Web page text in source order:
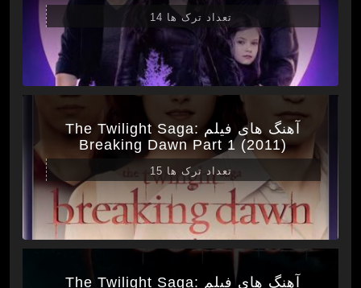
تعداد ترک ها 14
آهنگ های فیلم The Twilight Saga:
Breaking Dawn Part 1 (2011)
تعداد ترک ها 15
آهنگ های فیلم The Twilight Saga: